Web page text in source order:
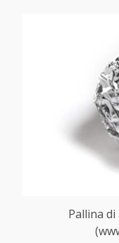
Pallina